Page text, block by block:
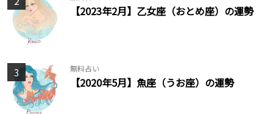
【2023年2月】乙女座（おとめ座）の運勢
3 無料占い
【2020年5月】魚座（うお座）の運勢